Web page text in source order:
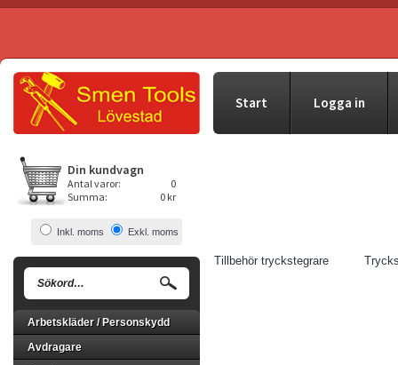
Start Logga in
Din kundvagn
Antal varor:
0
Summa:
0 kr
Inkl. moms Exkl. moms
Arbetskläder / Personskydd
Avdragare
Tillbehör tryckstegrare